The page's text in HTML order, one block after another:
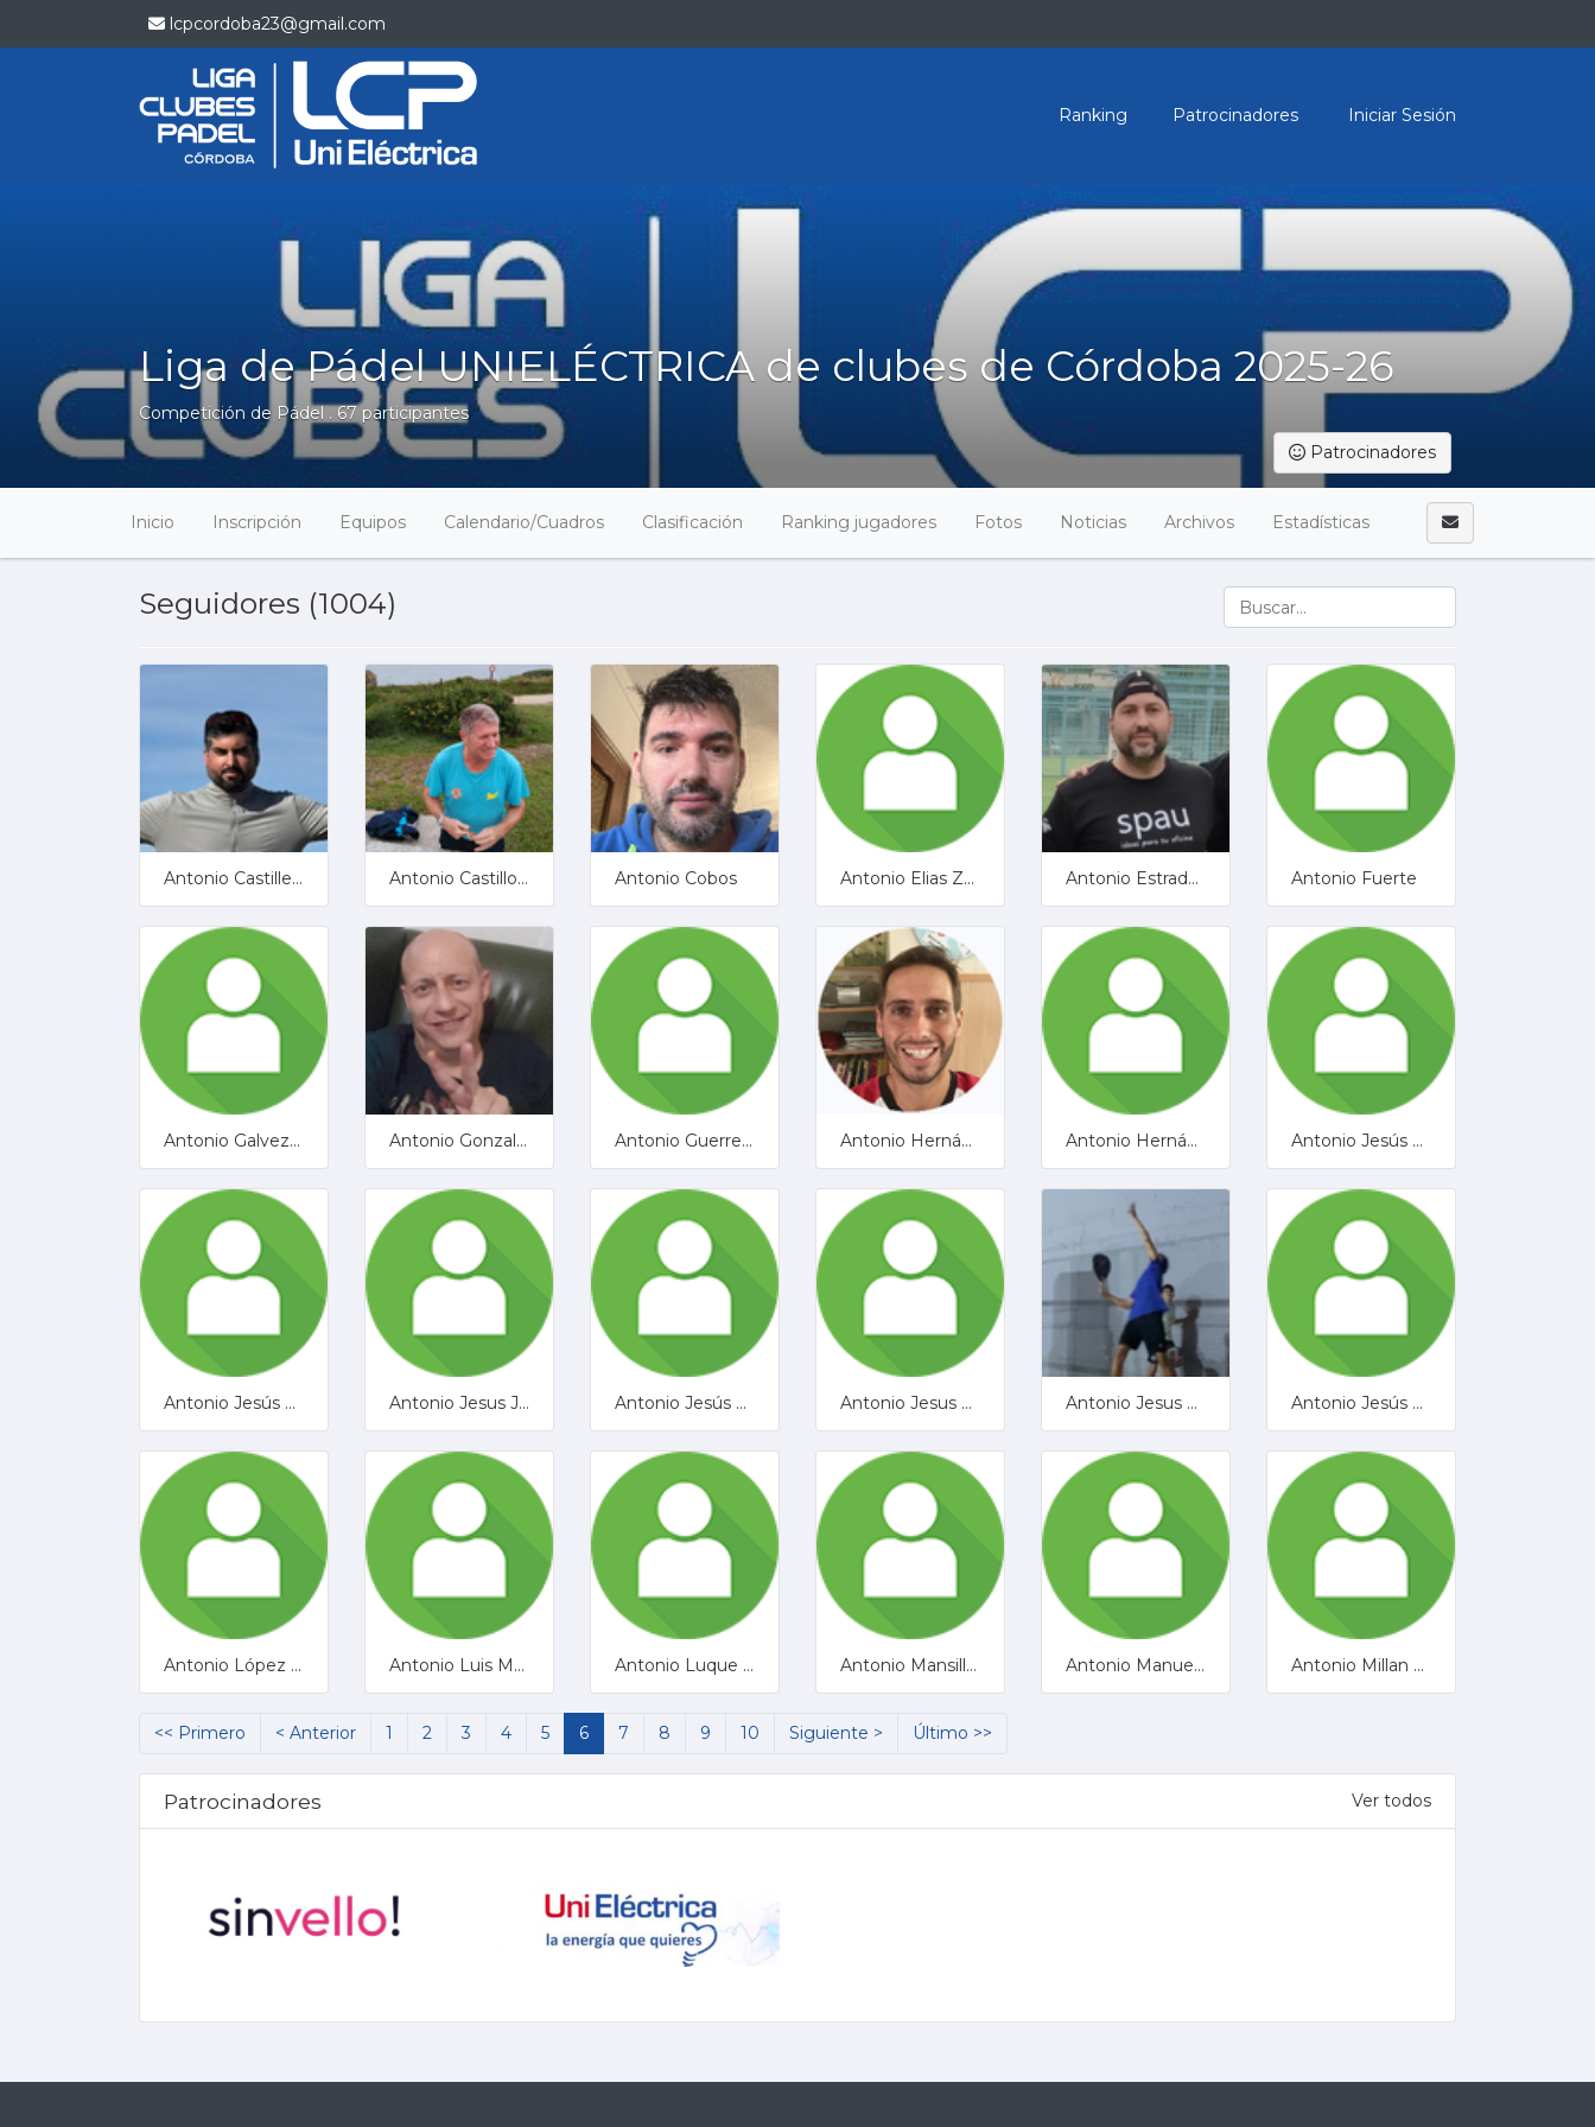
lcpcordoba23@gmail.com
Ranking Patrocinadores Iniciar Sesión
Liga de Pádel UNIELÉCTRICA de clubes de Córdoba 2025-26
Competición de Pádel . 67 participantes
Patrocinadores
Inicio Inscripción Equipos Calendario/Cuadros Clasificación Ranking jugadores Fotos Noticias Archivos Estadísticas
Seguidores (1004)
Antonio Castillero Antonio Castillo Zafra Antonio Cobos Antonio Elias Zamora Antonio Estrada Garcia Antonio Fuerte
Antonio Galvez Pedraza Antonio Gonzalez Antonio Guerrero Antonio Hernández Antonio Hernández Cobos Antonio Jesús Berral Berral
Antonio Jesús González Antonio Jesus Jiménez Lucena Antonio Jesús Romero Conde Antonio Jesus Ruiz Crespo Antonio Jesus Ruiz Crespo Antonio Jesús Zafra Mata
Antonio López Heredia Antonio Luis Moreno Miranda Antonio Luque Berraquero Antonio Mansilla García Antonio Manuel Exposito Mendoza Antonio Millan Sanchez
<< Primero < Anterior 1 2 3 4 5 6 7 8 9 10 Siguiente > Último >>
Patrocinadores Ver todos